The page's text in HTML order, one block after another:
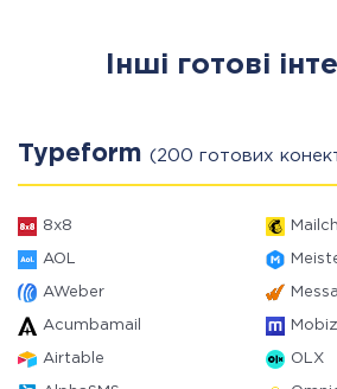
Інші готові
Typeform (200 готових
8x8
AOL
AWeber
Acumbamail
Airtable OLX